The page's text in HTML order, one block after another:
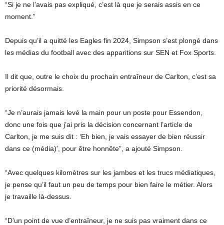
“Si je ne l’avais pas expliqué, c’est là que je serais assis en ce
moment.”
Depuis qu’il a quitté les Eagles fin 2024, Simpson s’est plongé dans
les médias du football avec des apparitions sur SEN et Fox Sports.
Il dit que, outre le choix du prochain entraîneur de Carlton, c’est sa
priorité désormais.
“Je n’aurais jamais levé la main pour un poste pour Essendon,
donc une fois que j’ai pris la décision concernant l’article de
Carlton, je me suis dit : ‘Eh bien, je vais essayer de bien réussir
dans ce (média)’, pour être honnête”, a ajouté Simpson.
“Avec quelques kilomètres sur les jambes et les trucs médiatiques,
je pense qu’il faut un peu de temps pour bien faire le métier. Alors
je travaille là-dessus.
“D’un point de vue d’entraîneur, je ne suis pas vraiment dans ce